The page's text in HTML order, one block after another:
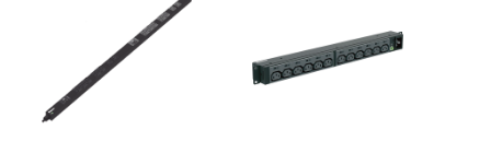
Alimentación
Respaldo
PoEPDU